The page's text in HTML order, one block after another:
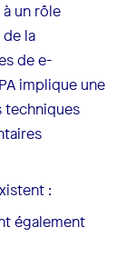
un rôle
la
de e-
implique une
techniques
:
également